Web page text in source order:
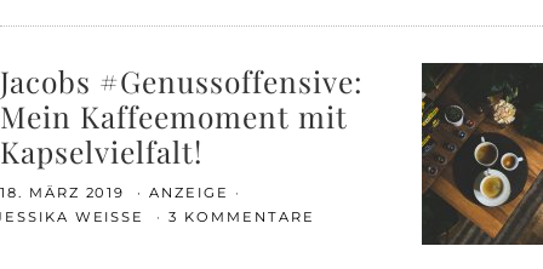
Jacobs #Genussoffensive:
Mein Kaffeemoment mit
Kapselvielfalt!
18. MÄRZ 2019
ANZEIGE
WEISSE
3 KOMMENTARE